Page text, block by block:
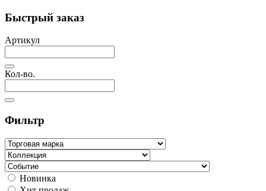
Быстрый заказ
Артикул
Кол-во.
Фильтр
Новинка